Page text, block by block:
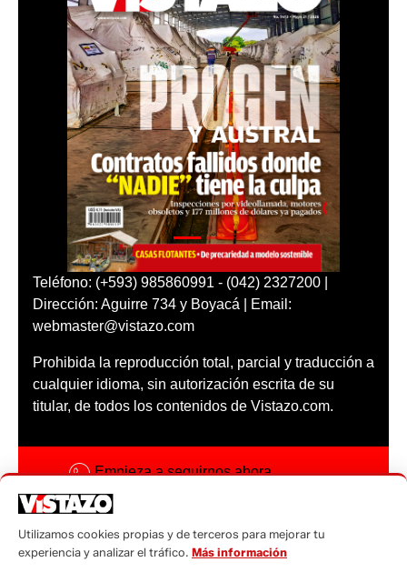
Teléfono: (+593) 985860991 - (042) 2327200 |
Dirección: Aguirre 734 y Boyacá | Email:
webmaster@vistazo.com
Prohibida la reproducción total, parcial y traducción a
cualquier idioma, sin autorización escrita de su
titular, de todos los contenidos de Vistazo.com.
Empieza a seguirnos ahora
Código ética
Utilizamos cookies propias y de terceros para mejorar tu
experiencia y analizar el tráfico. Más información